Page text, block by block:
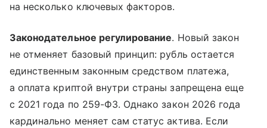
на несколько ключевых факторов.
Законодательное регулирование. Новый закон
не отменяет базовый принцип: рубль остается
единственным законным средством платежа,
а оплата криптой внутри страны запрещена еще
с 2021 года по 259-ФЗ. Однако закон 2026 года
кардинально меняет сам статус актива. Если